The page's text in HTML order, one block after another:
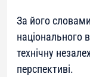
За його
національного
технічну
перспективі.